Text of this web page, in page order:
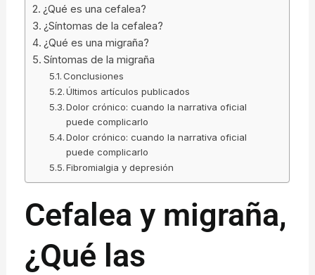
¿Qué es una cefalea?
¿Síntomas de la cefalea?
¿Qué es una migraña?
Síntomas de la migraña
Conclusiones
Últimos artículos publicados
Dolor crónico: cuando la narrativa oficial
puede complicarlo
Dolor crónico: cuando la narrativa oficial
puede complicarlo
Fibromialgia y depresión
Cefalea y migraña,
¿Qué las